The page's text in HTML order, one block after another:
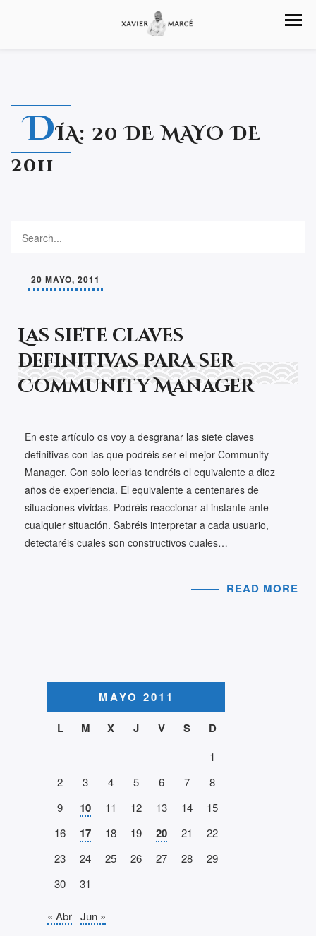
DÍA: 20 DE MAYO DE
2011
20 MAYO, 2011
Las siete claves
definitivas para ser
Community Manager
En este artículo os voy a desgranar las siete claves
definitivas con las que podréis ser el mejor Community
Manager. Con solo leerlas tendréis el equivalente a diez
años de experiencia. El equivalente a centenares de
situaciones vividas. Podréis reaccionar al instante ante
cualquier situación. Sabréis interpretar a cada usuario,
detectaréis cuales son constructivos cuales…
READ MORE
MAYO 2011
L
M X J V S D
1
2
3 4 5 6 7
8
9
10 11 12 13 14
15
16
17 18 19 20 21
22
23
24 25 26 27 28
29
30
31
« Abr Jun »